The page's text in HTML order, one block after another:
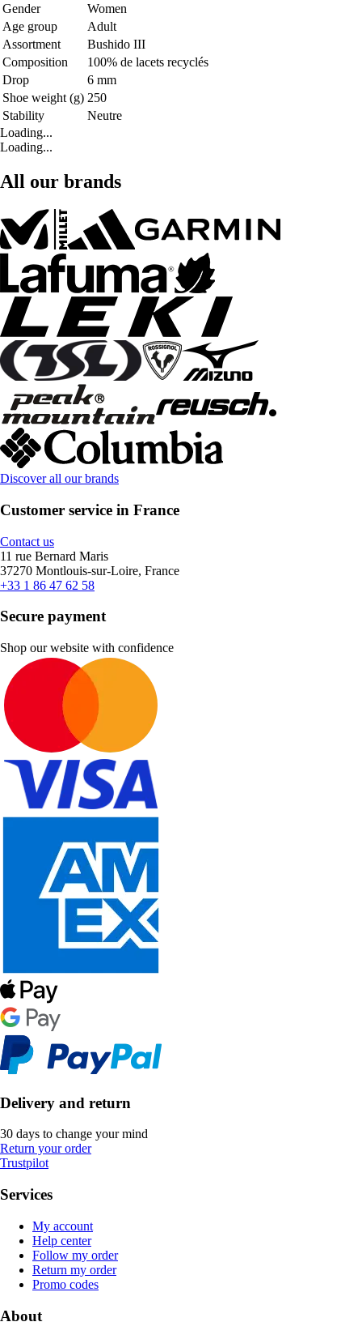
Gender
Women
Age group
Adult
Assortment
Bushido III
Composition
100% de lacets recyclés
Drop
6 mm
Shoe weight (g) 250
Stability
Neutre
Loading...
Loading...
All our brands
Discover all our brands
Customer service in France
Contact us
11 rue Bernard Maris
37270 Montlouis-sur-Loire, France
+33 1 86 47 62 58
Secure payment
Shop our website with confidence
Delivery and return
30 days to change your mind
Return your order
Trustpilot
Services
My account
Help center
Follow my order
Return my order
Promo codes
About